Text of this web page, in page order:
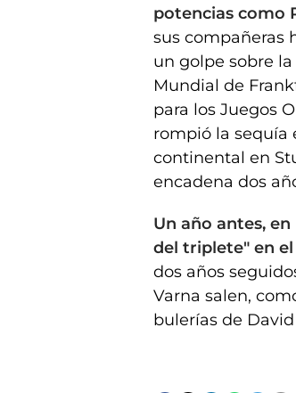
potencias como
sus compañeras
un golpe sobre
Mundial de
para los Juegos
rompió la sequía
continental en
encadena dos
Un año antes,
del triplete" en
dos años
Varna salen,
bulerías de